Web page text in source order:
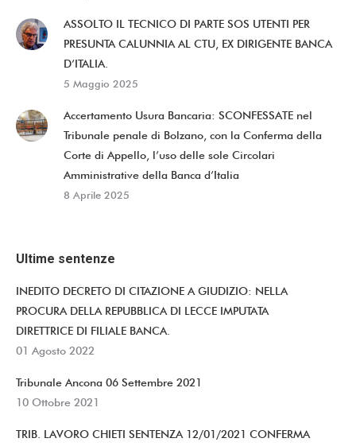
ASSOLTO IL TECNICO DI PARTE SOS UTENTI PER
PRESUNTA CALUNNIA AL CTU, EX DIRIGENTE BANCA
D’ITALIA.
5 Maggio 2025
Accertamento Usura Bancaria: SCONFESSATE nel
Tribunale penale di Bolzano, con la Conferma della
Corte di Appello, l’uso delle sole Circolari
Amministrative della Banca d’Italia
8 Aprile 2025
Ultime sentenze
INEDITO DECRETO DI CITAZIONE A GIUDIZIO: NELLA
PROCURA DELLA REPUBBLICA DI LECCE IMPUTATA
DIRETTRICE DI FILIALE BANCA.
01 Agosto 2022
Tribunale Ancona 06 Settembre 2021
10 Ottobre 2021
TRIB. LAVORO CHIETI SENTENZA 12/01/2021 CONFERMA